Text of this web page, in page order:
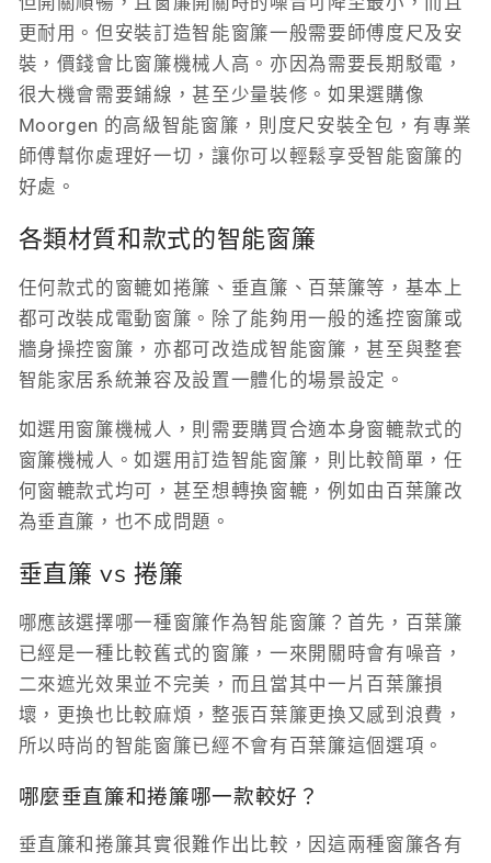
更耐用。但安裝訂造智能窗簾一般需要師傅度尺及安
裝，價錢會比窗簾機械人高。亦因為需要長期駁電，
很大機會需要鋪線，甚至少量裝修。如果選購像
Moorgen 的高級智能窗簾，則度尺安裝全包，有專業
師傅幫你處理好一切，讓你可以輕鬆享受智能窗簾的
好處。
各類材質和款式的智能窗簾
任何款式的窗轆如捲簾、垂直簾、百葉簾等，基本上
都可改裝成電動窗簾。除了能夠用一般的遙控窗簾或
牆身操控窗簾，亦都可改造成智能窗簾，甚至與整套
智能家居系統兼容及設置一體化的場景設定。
如選用窗簾機械人，則需要購買合適本身窗轆款式的
窗簾機械人。如選用訂造智能窗簾，則比較簡單，任
何窗轆款式均可，甚至想轉換窗轆，例如由百葉簾改
為垂直簾，也不成問題。
垂直簾 vs 捲簾
哪應該選擇哪一種窗簾作為智能窗簾？首先，百葉簾
已經是一種比較舊式的窗簾，一來開關時會有噪音，
二來遮光效果並不完美，而且當其中一片百葉簾損
壞，更換也比較麻煩，整張百葉簾更換又感到浪費，
所以時尚的智能窗簾已經不會有百葉簾這個選項。
哪麼垂直簾和捲簾哪一款較好？
垂直簾和捲簾其實很難作出比較，因這兩種窗簾各有